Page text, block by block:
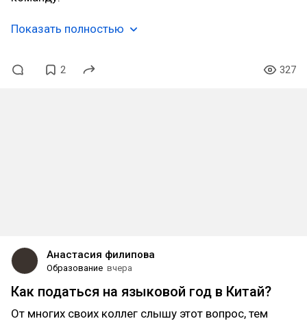
Показать полностью
2 327
Анастасия филипова
Образование вчера
Как податься на языковой год в Китай?
От многих своих коллег слышу этот вопрос, тем